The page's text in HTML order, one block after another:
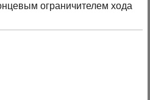
ограничителем хода